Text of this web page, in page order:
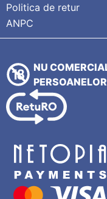
Politica de retur
ANPC
NU